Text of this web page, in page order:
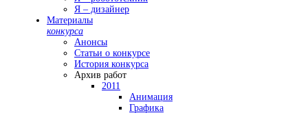
Я – дизайнер
Материалы
конкурса
Анонсы
Статьи о конкурсе
История конкурса
Архив работ
2011
Анимация
Графика